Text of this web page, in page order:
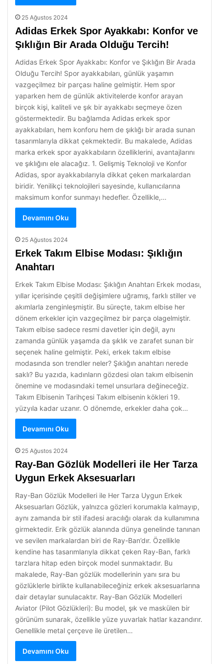
25 Ağustos 2024
Adidas Erkek Spor Ayakkabı: Konfor ve
Şıklığın Bir Arada Olduğu Tercih!
Adidas Erkek Spor Ayakkabı: Konfor ve Şıklığın Bir Arada
Olduğu Tercih! Spor ayakkabıları, günlük yaşamın
vazgeçilmez bir parçası haline gelmiştir. Hem spor
yaparken hem de günlük aktivitelerde konfor arayan
birçok kişi, kaliteli ve şık bir ayakkabı seçmeye özen
göstermektedir. Bu bağlamda Adidas erkek spor
ayakkabıları, hem konforu hem de şıklığı bir arada sunan
tasarımlarıyla dikkat çekmektedir. Bu makalede, Adidas
marka erkek spor ayakkabıların özelliklerini, avantajlarını
ve şıklığını ele alacağız. 1. Gelişmiş Teknoloji ve Konfor
Adidas, spor ayakkabılarıyla dikkat çeken markalardan
biridir. Yenilikçi teknolojileri sayesinde, kullanıcılarına
maksimum konfor sunmayı hedefler. Özellikle,…
Devamını Oku
25 Ağustos 2024
Erkek Takım Elbise Modası: Şıklığın
Anahtarı
Erkek Takım Elbise Modası: Şıklığın Anahtarı Erkek modası,
yıllar içerisinde çeşitli değişimlere uğramış, farklı stiller ve
akımlarla zenginleşmiştir. Bu süreçte, takım elbise her
dönem erkekler için vazgeçilmez bir parça olagelmiştir.
Takım elbise sadece resmi davetler için değil, aynı
zamanda günlük yaşamda da şıklık ve zarafet sunan bir
seçenek haline gelmiştir. Peki, erkek takım elbise
modasında son trendler neler? Şıklığın anahtarı nerede
saklı? Bu yazıda, kadınların gözdesi olan takım elbisenin
önemine ve modasındaki temel unsurlara değineceğiz.
Takım Elbisenin Tarihçesi Takım elbisenin kökleri 19.
yüzyıla kadar uzanır. O dönemde, erkekler daha çok…
Devamını Oku
25 Ağustos 2024
Ray-Ban Gözlük Modelleri ile Her Tarza
Uygun Erkek Aksesuarları
Ray-Ban Gözlük Modelleri ile Her Tarza Uygun Erkek
Aksesuarları Gözlük, yalnızca gözleri korumakla kalmayıp,
aynı zamanda bir stil ifadesi aracılığı olarak da kullanımına
girmektedir. Erik gözlük alanında dünya genelinde tanınan
ve sevilen markalardan biri de Ray-Ban’dır. Özellikle
kendine has tasarımlarıyla dikkat çeken Ray-Ban, farklı
tarzlara hitap eden birçok model sunmaktadır. Bu
makalede, Ray-Ban gözlük modellerinin yanı sıra bu
gözlüklerle birlikte kullanabileceğiniz erkek aksesuarlarına
dair detaylar sunulacaktır. Ray-Ban Gözlük Modelleri
Aviator (Pilot Gözlükleri): Bu model, şık ve maskülen bir
görünüm sunarak, özellikle yüze yuvarlak hatlar kazandırır.
Genellikle metal çerçeve ile üretilen…
Devamını Oku